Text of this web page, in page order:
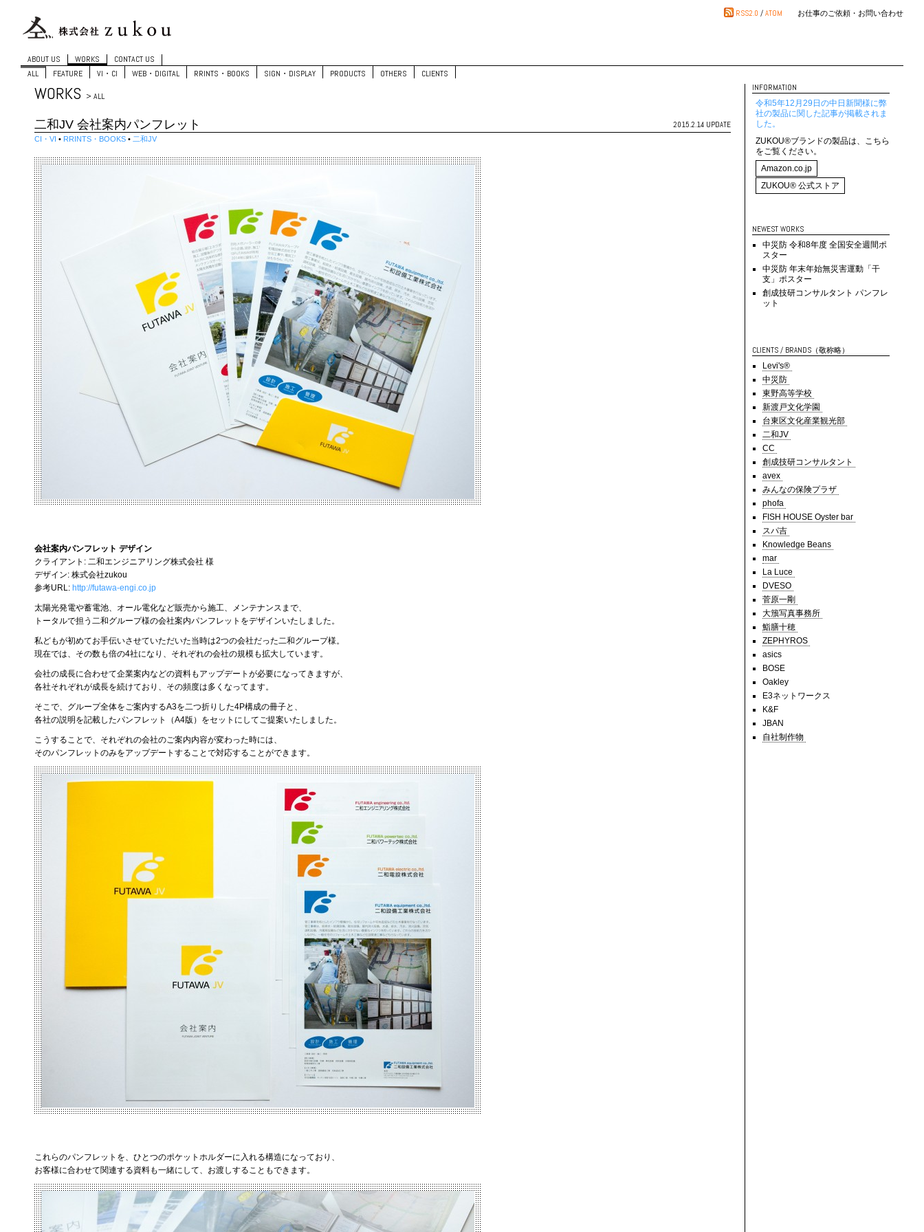
RSS2.0 / ATOM お仕事のご依頼・お問い合わせ
ABOUT US WORKS
CONTACT US
ALL
FEATURE VI・CI WEB・DIGITAL RRINTS・BOOKS SIGN・DISPLAY PRODUCTS OTHERS CLIENTS
WORKS > ALL
二和JV 会社案内パンフレット 2015.2.14 UPDATE
CI・VI • RRINTS・BOOKS • 二和JV
会社案内パンフレット デザイン
クライアント: 二和エンジニアリング株式会社 様
デザイン: 株式会社zukou
参考URL: http://futawa-engi.co.jp
太陽光発電や蓄電池、オール電化など販売から施工、メンテナンスまで、
トータルで担う二和グループ様の会社案内パンフレットをデザインいたしました。
私どもが初めてお手伝いさせていただいた当時は2つの会社だった二和グループ様。
現在では、その数も倍の4社になり、それぞれの会社の規模も拡大しています。
会社の成長に合わせて企業案内などの資料もアップデートが必要になってきますが、
各社それぞれが成長を続けており、その頻度は多くなってます。
そこで、グループ全体をご案内するA3を二つ折りした4P構成の冊子と、
各社の説明を記載したパンフレット（A4版）をセットにしてご提案いたしました。
こうすることで、それぞれの会社のご案内内容が変わった時には、
そのパンフレットのみをアップデートすることで対応することができます。
これらのパンフレットを、ひとつのポケットホルダーに入れる構造になっており、
お客様に合わせて関連する資料も一緒にして、お渡しすることもできます。
INFORMATION
令和5年12月29日の中日新聞様に弊
社の製品に関した記事が掲載されま
した。
ZUKOU®ブランドの製品は、こちら
をご覧ください。
Amazon.co.jp
ZUKOU® 公式ストア
NEWEST WORKS
中災防 令和8年度 全国安全週間ポ
スター
中災防 年末年始無災害運動「干
支」ポスター
創成技研コンサルタント パンフレ
ット
CLIENTS / BRANDS（敬称略）
Levi's®
中災防
東野高等学校
新渡戸文化学園
台東区文化産業観光部
二和JV
CC
創成技研コンサルタント
avex
みんなの保険プラザ
phofa
FISH HOUSE Oyster bar
スパ吉
Knowledge Beans
mar
La Luce
DVESO
菅原一剛
大籏写真事務所
鮨膳十穂
ZEPHYROS
asics
BOSE
Oakley
E3ネットワークス
K&F
JBAN
自社制作物